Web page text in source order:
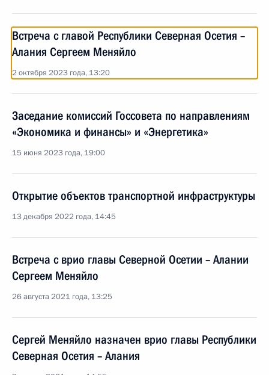
Встреча с главой Республики Северная Осетия –
Алания Сергеем Меняйло
2 октября 2023 года, 13:20
Заседание комиссий Госсовета по направлениям
«Экономика и финансы» и «Энергетика»
15 июня 2023 года, 19:00
Открытие объектов транспортной инфраструктуры
13 декабря 2022 года, 14:45
Встреча с врио главы Северной Осетии – Алании
Сергеем Меняйло
26 августа 2021 года, 13:25
Сергей Меняйло назначен врио главы Республики
Северная Осетия – Алания